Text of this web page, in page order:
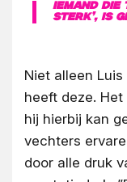
Iemand die
sterk’, is
Niet alleen
heeft deze.
hij hierbij kan
vechters
door alle druk